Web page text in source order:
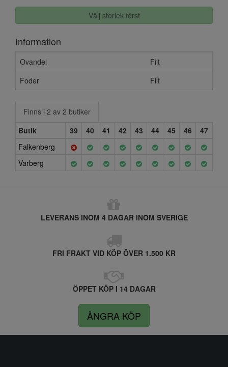
Välj storlek först
Information
Ovandel
Filt
Foder
Filt
Finns i 2 av 2 butiker
Butik
39 40 41 42 43 44 45 46
47
Falkenberg
Varberg
LEVERANS INOM 4 DAGAR INOM SVERIGE
FRI FRAKT VID KÖP ÖVER 1.500 KR
ÖPPET KÖP I 14 DAGAR
ÅNGRA KÖP